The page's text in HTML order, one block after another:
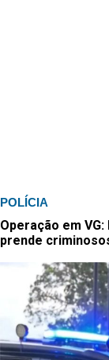
POLÍCIA
Operação em
prende